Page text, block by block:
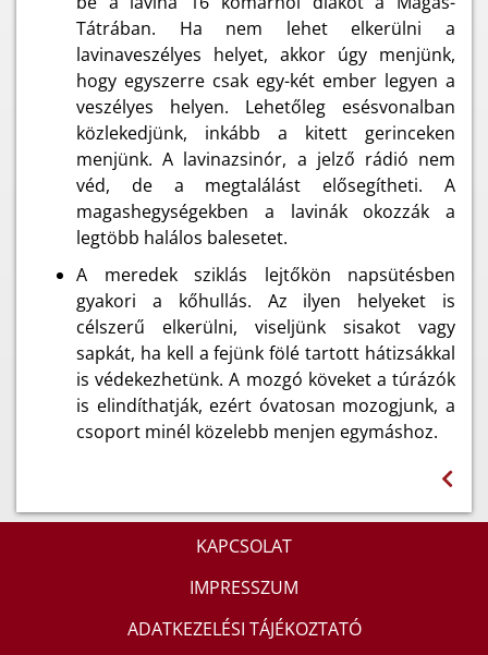
Tátrában. Ha nem lehet elkerülni a
lavinaveszélyes helyet, akkor úgy menjünk,
hogy egyszerre csak egy-két ember legyen a
veszélyes helyen. Lehetőleg esésvonalban
közlekedjünk, inkább a kitett gerinceken
menjünk. A lavinazsinór, a jelző rádió nem
véd, de a megtalálást elősegítheti. A
magashegységekben a lavinák okozzák a
legtöbb halálos balesetet.
A meredek sziklás lejtőkön napsütésben
gyakori a kőhullás. Az ilyen helyeket is
célszerű elkerülni, viseljünk sisakot vagy
sapkát, ha kell a fejünk fölé tartott hátizsákkal
is védekezhetünk. A mozgó köveket a túrázók
is elindíthatják, ezért óvatosan mozogjunk, a
csoport minél közelebb menjen egymáshoz.
KAPCSOLAT
IMPRESSZUM
ADATKEZELÉSI TÁJÉKOZTATÓ